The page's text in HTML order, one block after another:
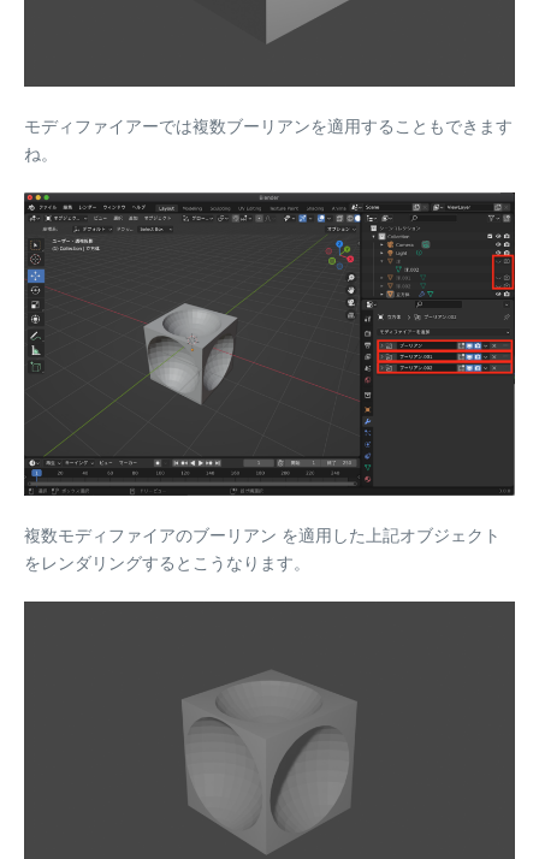
モディファイアーでは複数ブーリアンを適用することもできます
ね。
複数モディファイアのブーリアン を適用した上記オブジェクト
をレンダリングするとこうなります。